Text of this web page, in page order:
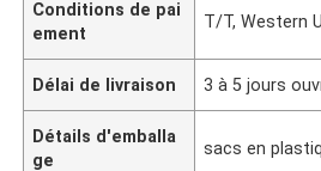
Conditions de pai
ement
T/T, Western
Délai de livraison 3 à 5 jours
Détails d'emballa
ge
sacs en